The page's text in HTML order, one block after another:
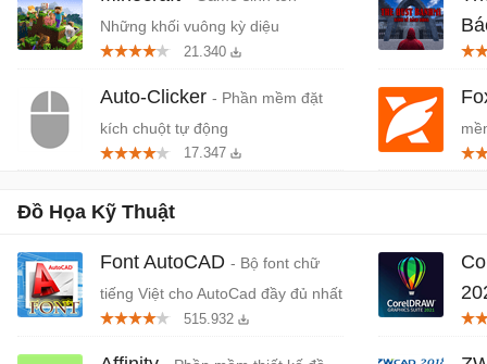
Những khối vuông kỳ diệu
21.340
Auto-Clicker - Phần mềm đặt
kích chuột tự động
17.347
Đồ Họa Kỹ Thuật
Font AutoCAD - Bộ font chữ
tiếng Việt cho AutoCad đầy đủ nhất
515.932